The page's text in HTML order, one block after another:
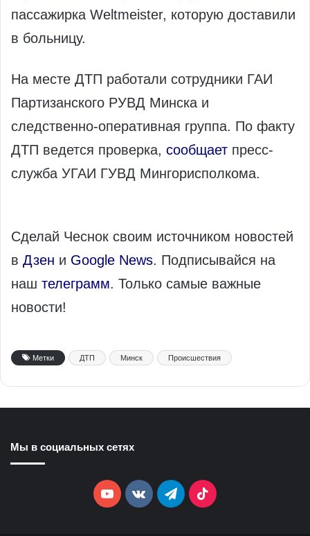
пассажирка Weltmeister, которую доставили
в больницу.
На месте ДТП работали сотрудники ГАИ
Партизанского РУВД Минска и
следственно‑оперативная группа. По факту
ДТП ведется проверка, сообщает пресс-
служба УГАИ ГУВД Мингорисполкома.
Сделай Чеснок своим источником новостей
в Дзен и Google News. Подписывайся на
наш телеграмм. Только самые важные
новости!
Метки ДТП Минск Происшествия
Мы в социальных сетях
YouTubevk.comTelegramTikTok